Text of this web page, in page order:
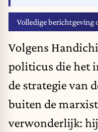
Volledige berichtgeving
Volgens
politicus die het
de strategie van
buiten de
verwonderlijk: hij